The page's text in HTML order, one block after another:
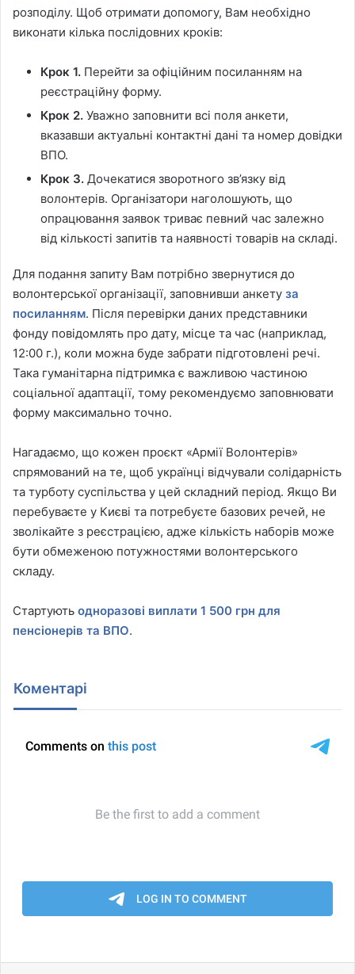
розподілу. Щоб отримати допомогу, Вам необхідно
виконати кілька послідовних кроків:
Крок 1. Перейти за офіційним посиланням на
реєстраційну форму.
Крок 2. Уважно заповнити всі поля анкети,
вказавши актуальні контактні дані та номер довідки
ВПО.
Крок 3. Дочекатися зворотного зв’язку від
волонтерів. Організатори наголошують, що
опрацювання заявок триває певний час залежно
від кількості запитів та наявності товарів на складі.
Для подання запиту Вам потрібно звернутися до
волонтерської організації, заповнивши анкету за
посиланням. Після перевірки даних представники
фонду повідомлять про дату, місце та час (наприклад,
12:00 г.), коли можна буде забрати підготовлені речі.
Така гуманітарна підтримка є важливою частиною
соціальної адаптації, тому рекомендуємо заповнювати
форму максимально точно.
Нагадаємо, що кожен проєкт «Армії Волонтерів»
спрямований на те, щоб українці відчували солідарність
та турботу суспільства у цей складний період. Якщо Ви
перебуваєте у Києві та потребуєте базових речей, не
зволікайте з реєстрацією, адже кількість наборів може
бути обмеженою потужностями волонтерського
складу.
Стартують одноразові виплати 1 500 грн для
пенсіонерів та ВПО.
Коментарі